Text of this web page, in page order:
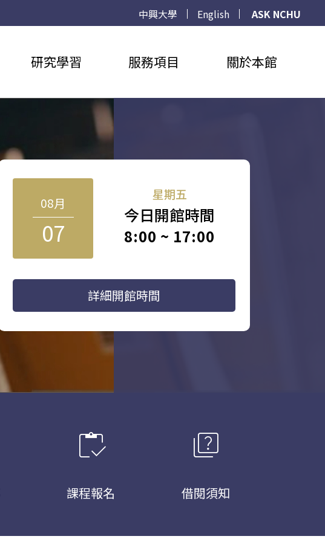
中興大學 English
ASK NCHU
研究學習 服務項目 關於本館
08月
07
星期五
今日開館時間
8:00 ~ 17:00
詳細開館時間
inventory
課程報名
quiz
借閱須知